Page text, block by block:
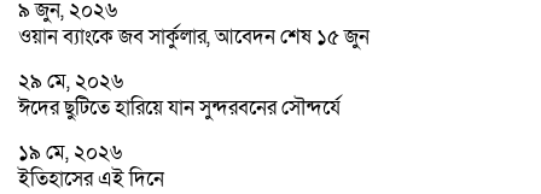
৯ জুন, ২০২৬
ওয়ান ব্যাংকে জব সার্কুলার, আবেদন শেষ ১৫ জুন
২৯ মে, ২০২৬
ঈদের ছুটিতে হারিয়ে যান সুন্দরবনের সৌন্দর্যে
১৯ মে, ২০২৬
ইতিহাসের এই দিনে